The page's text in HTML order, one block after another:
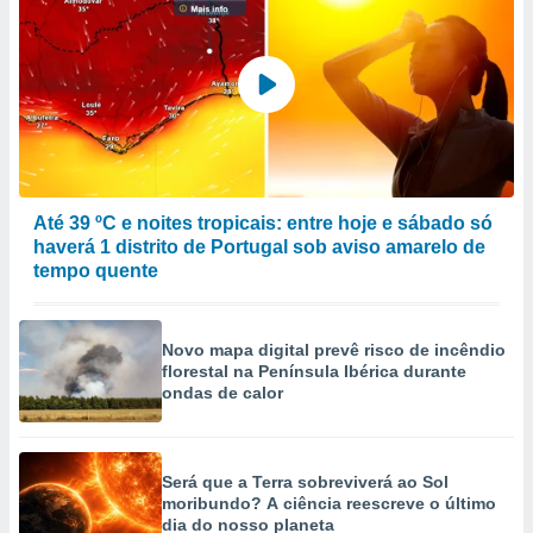
Até 39 ºC e noites tropicais: entre hoje e sábado só
haverá 1 distrito de Portugal sob aviso amarelo de
tempo quente
Novo mapa digital prevê risco de incêndio
florestal na Península Ibérica durante
ondas de calor
Será que a Terra sobreviverá ao Sol
moribundo? A ciência reescreve o último
dia do nosso planeta